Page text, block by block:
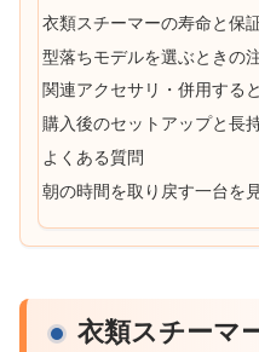
衣類スチーマーの寿命と保
型落ちモデルを選ぶときの
関連アクセサリ・併用する
購入後のセットアップと長
よくある質問
朝の時間を取り戻す一台を
衣類スチーマ